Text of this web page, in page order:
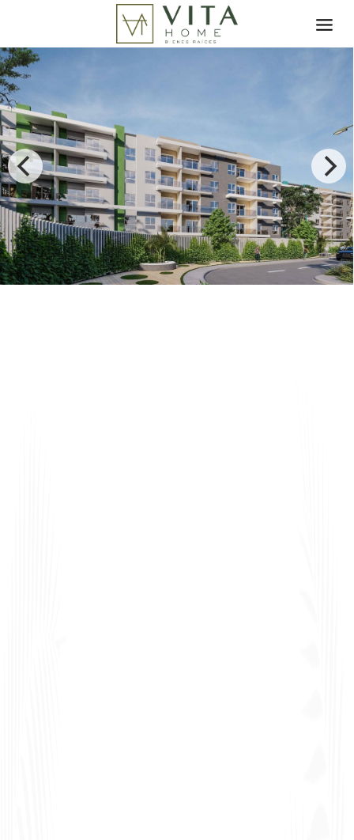
Toggle search filter